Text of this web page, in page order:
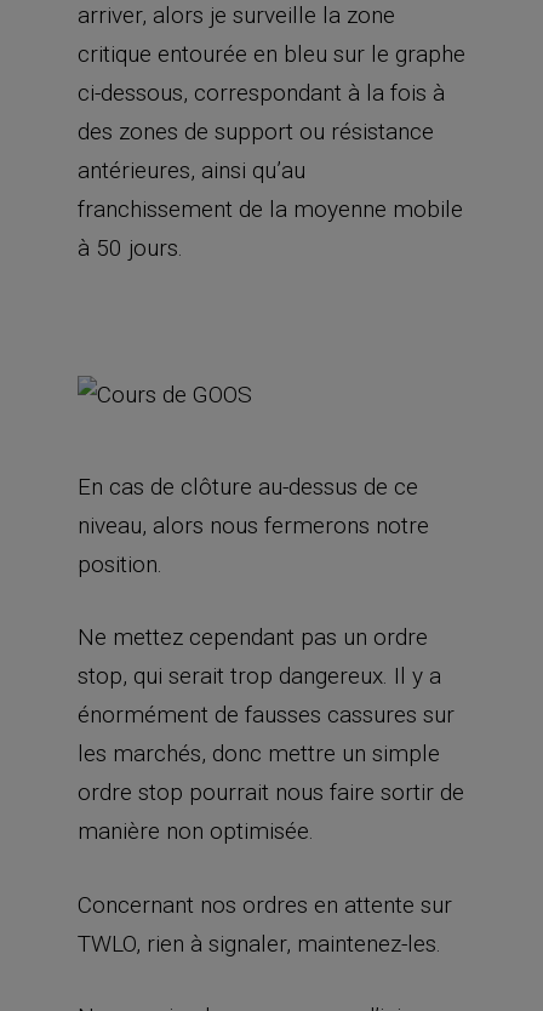
arriver, alors je surveille la zone
critique entourée en bleu sur le graphe
ci-dessous, correspondant à la fois à
des zones de support ou résistance
antérieures, ainsi qu’au
franchissement de la moyenne mobile
à 50 jours.
En cas de clôture au-dessus de ce
niveau, alors nous fermerons notre
position.
Ne mettez cependant pas un ordre
stop, qui serait trop dangereux. Il y a
énormément de fausses cassures sur
les marchés, donc mettre un simple
ordre stop pourrait nous faire sortir de
manière non optimisée.
Concernant nos ordres en attente sur
TWLO, rien à signaler, maintenez-les.